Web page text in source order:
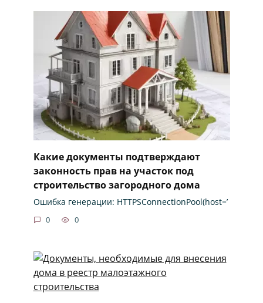
Какие документы подтверждают
законность прав на участок под
строительство загородного дома
Ошибка генерации: HTTPSConnectionPool(host=’
0 0